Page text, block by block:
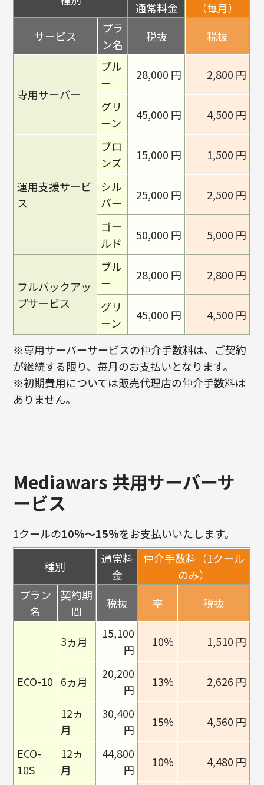
通常料金
（毎月）
サービス
プラ
ン名
税抜 税抜
専用サーバー
ブル
ー
28,000 円 2,800 円
グリ
ーン
45,000 円 4,500 円
運用支援サービ
ス
ブロ
ンズ
15,000 円 1,500 円
シル
バー
25,000 円 2,500 円
ゴー
ルド
50,000 円 5,000 円
フルバックアッ
プサービス
ブル
ー
28,000 円 2,800 円
グリ
ーン
45,000 円 4,500 円
※専用サーバーサービスの仲介手数料は、ご契約
が継続する限り、毎月のお支払いとなります。
※初期費用については販売代理店の仲介手数料は
ありません。
Mediawars 共用サーバーサ
ービス
1クールの10％～15％をお支払いいたします。
種別
通常料
金
仲介手数料（1クール
のみ）
プラン
名
契約期
間
税抜 率 税抜
ECO-10
3ヵ月
15,100
円
10% 1,510 円
6ヵ月
20,200
円
13% 2,626 円
12ヵ
月
30,400
円
15% 4,560 円
ECO-
10S
12ヵ
月
44,800
円
10% 4,480 円